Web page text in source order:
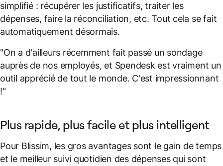
simplifié : récupérer les justificatifs, traiter les
dépenses, faire la réconciliation, etc. Tout cela se fait
automatiquement désormais.
"On a d'ailleurs récemment fait passé un sondage
auprès de nos employés, et Spendesk est vraiment un
outil apprécié de tout le monde. C'est impressionnant
!"
Plus rapide, plus facile et plus intelligent
Pour Blissim, les gros avantages sont le gain de temps
et le meilleur suivi quotidien des dépenses qui sont